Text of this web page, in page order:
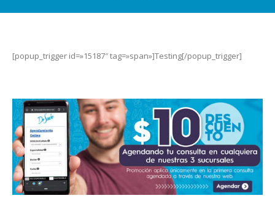
[popup_trigger id=»15187″ tag=»span»]Testing[/popup_trigger]